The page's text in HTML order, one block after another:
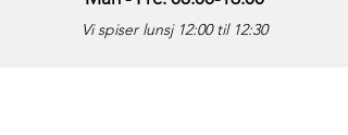
Vi spiser lunsj 12:00 til 12:30